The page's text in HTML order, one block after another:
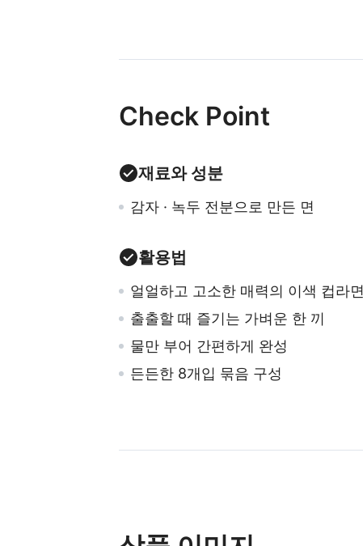
Check Point
재료와 성분
감자 · 녹두 전분으로 만든 면
활용법
얼얼하고 고소한 매력의 이색 컵라면
출출할 때 즐기는 가벼운 한 끼
물만 부어 간편하게 완성
든든한 8개입 묶음 구성